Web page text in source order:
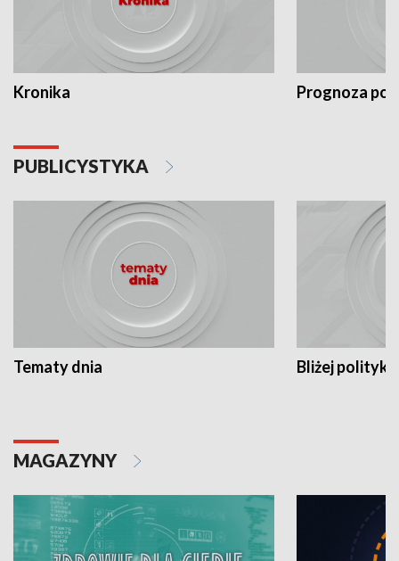
Kronika Prognoza
PUBLICYSTYKA
Tematy dnia Bliżej polityki
MAGAZYNY